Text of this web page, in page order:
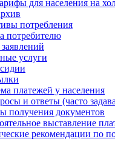
для населения на
потребления
потребителю
услуги
платежей у населения
и ответы (часто
получения документов
выставление
рекомендации по